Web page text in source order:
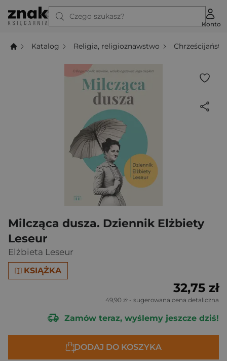
Czego szukasz?
Konto
Katalog Religia, religioznawstwo
Milcząca dusza. Dziennik Elżbiety
Leseur
Elżbieta Leseur
KSIĄŻKA
32,75 zł
49,90 zł - sugerowana cena detaliczna
Zamów teraz, wyślemy jeszcze dziś!
DODAJ DO KOSZYKA